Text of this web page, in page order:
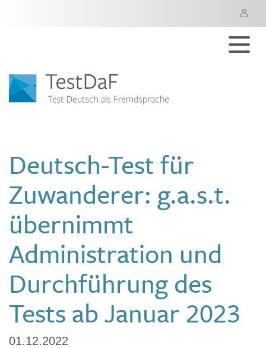
Deutsch-Test für
Zuwanderer: g.a.s.t.
übernimmt
Administration und
Durchführung des
Tests ab Januar 2023
01.12.2022